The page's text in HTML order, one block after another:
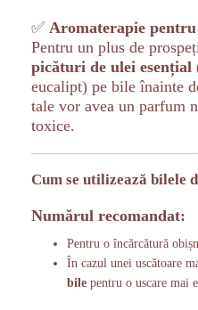
✅ Aromaterapie
Pentru un plus de
picături de ulei esențial
eucalipt) pe bile înainte
tale vor avea un parfum
toxice.
Cum se utilizează bilele
Numărul recomandat:
Pentru o încărcătură
În cazul unei uscătoare
bile pentru o uscare mai